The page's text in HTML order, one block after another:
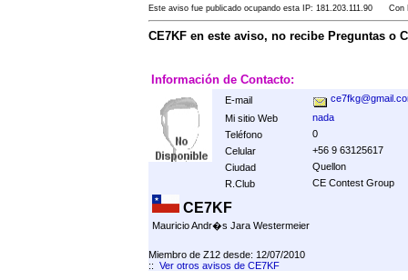
Este aviso fue publicado ocupando esta IP: 181.203.111.90 Con
CE7KF en este aviso, no recibe Preguntas o
Información de Contacto:
E-mail
Mi sitio Web
nada
Teléfono
0
Celular
+56 9 63125617
Ciudad
Quellon
R.Club
CE Contest Group
CE7KF
Mauricio Andr�s Jara Westermeier
Miembro de Z12 desde: 12/07/2010
:: Ver otros avisos de CE7KF